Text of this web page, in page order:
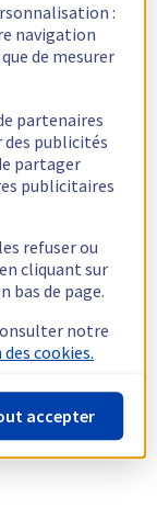
:
navigation
de mesurer
partenaires
publicités
partager
publicitaires
refuser ou
cliquant sur
bas de page.
notre
cookies.
accepter